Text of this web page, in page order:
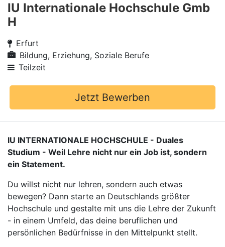
IU Internationale Hochschule Gmb
H
Erfurt
Bildung, Erziehung, Soziale Berufe
Teilzeit
Jetzt Bewerben
IU INTERNATIONALE HOCHSCHULE - Duales
Studium - Weil Lehre nicht nur ein Job ist, sondern
ein Statement.
Du willst nicht nur lehren, sondern auch etwas
bewegen? Dann starte an Deutschlands größter
Hochschule und gestalte mit uns die Lehre der Zukunft
- in einem Umfeld, das deine beruflichen und
persönlichen Bedürfnisse in den Mittelpunkt stellt.